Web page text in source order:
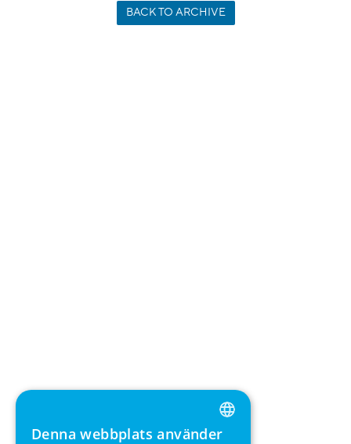
BACK TO ARCHIVE
ENGLISH
Denna webbplats använder